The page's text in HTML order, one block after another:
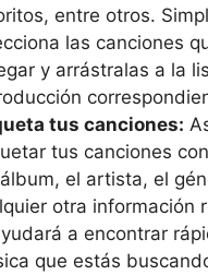
entre otros.
las canciones
y arrástralas a la
tus canciones:
tus canciones
el artista, el
otra información
a encontrar
que estás